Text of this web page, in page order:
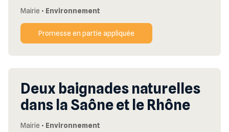
Mairie • Environnement
Promesse en partie appliquée
Deux baignades naturelles
dans la Saône et le Rhône
Mairie • Environnement